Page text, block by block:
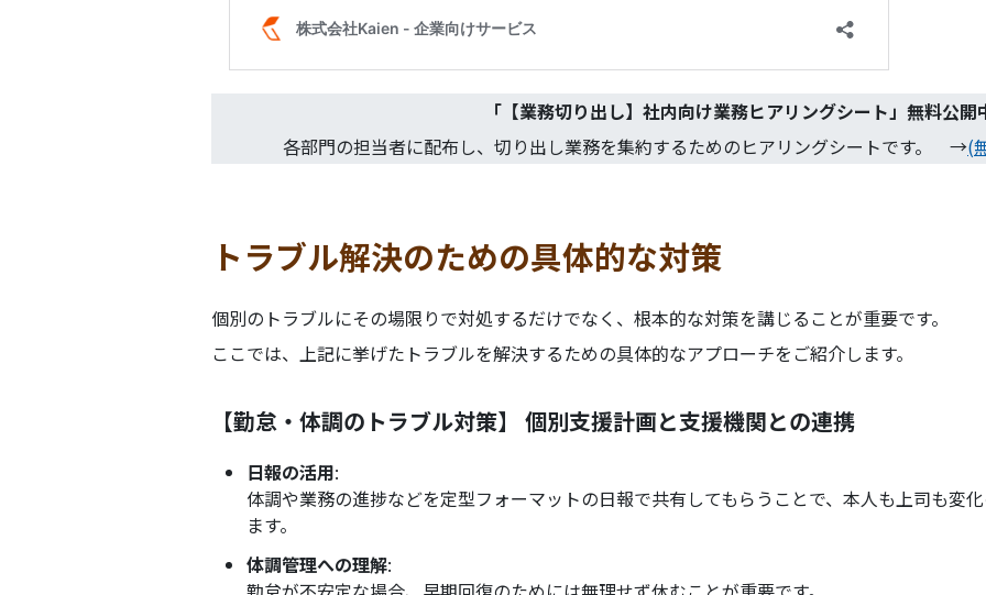
「 【業務切り出し】社内向け業務ヒアリングシート」無料公開
各部門の担当者に配布し、切り出し業務を集約するためのヒアリングシートです。 →(
トラブル解決のための具体的な対策
個別のトラブルにその場限りで対処するだけでなく、根本的な対策を講じることが重要です。
ここでは、上記に挙げたトラブルを解決するための具体的なアプローチをご紹介します。
【勤怠・体調のトラブル対策】 個別支援計画と支援機関との連携
日報の活用:
体調や業務の進捗などを定型フォーマットの日報で共有してもらうことで、本人も上司も変
ます。
体調管理への理解: